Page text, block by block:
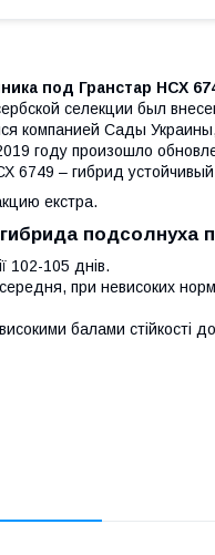
под Гранстар НСХ
селекции был
компанией Сады
году произошло
6749 – гибрид
екстра.
подсолнуха
102-105 днів.
при невисоких
балами стійкості